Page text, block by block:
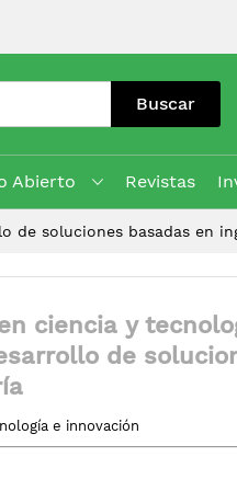
Buscar
Abierto Revistas
de soluciones basadas en
ciencia y
de
e innovación